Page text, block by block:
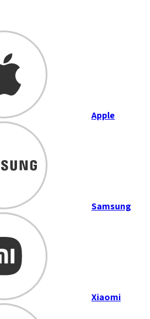
Apple
Samsung
Xiaomi